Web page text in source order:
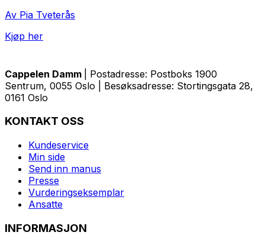
Av Pia Tveterås
Kjøp her
Cappelen Damm
| Postadresse: Postboks 1900
Sentrum, 0055 Oslo | Besøksadresse: Stortingsgata 28,
0161 Oslo
KONTAKT OSS
Kundeservice
Min side
Send inn manus
Presse
Vurderingseksemplar
Ansatte
INFORMASJON